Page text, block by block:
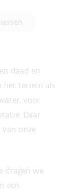
daad en
het terrein als
voor
Daar
onze
dragen we
een